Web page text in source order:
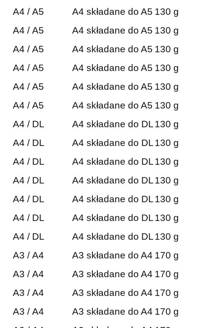
A4 / A5 A4 składane do A5 130 g
A4 / A5 A4 składane do A5 130 g
A4 / A5 A4 składane do A5 130 g
A4 / A5 A4 składane do A5 130 g
A4 / A5 A4 składane do A5 130 g
A4 / A5 A4 składane do A5 130 g
A4 / DL A4 składane do DL130 g
A4 / DL A4 składane do DL130 g
A4 / DL A4 składane do DL130 g
A4 / DL A4 składane do DL130 g
A4 / DL A4 składane do DL130 g
A4 / DL A4 składane do DL130 g
A4 / DL A4 składane do DL130 g
A3 / A4 A3 składane do A4 170 g
A3 / A4 A3 składane do A4 170 g
A3 / A4 A3 składane do A4 170 g
A3 / A4 A3 składane do A4 170 g